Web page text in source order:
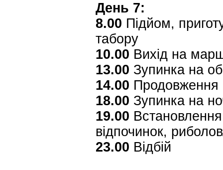
День 7:
8.00 Підйом,
табору
10.00 Вихід на
13.00 Зупинка на
14.00 Продовження
18.00 Зупинка на
19.00
відпочинок,
23.00 Відбій